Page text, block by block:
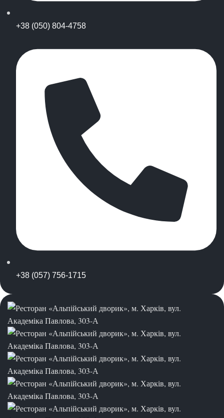
+38 (050) 804-4758
+38 (057) 756-1715